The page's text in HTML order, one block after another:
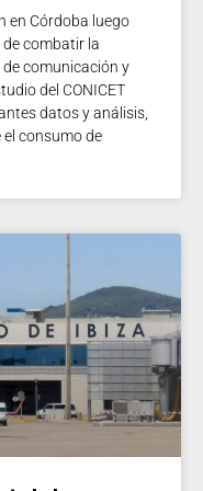
en Córdoba luego
combatir la
comunicación y
del CONICET
datos y análisis,
consumo de